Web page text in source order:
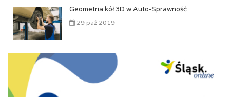
Geometria kół 3D w Auto-Sprawność
29 paź 2019